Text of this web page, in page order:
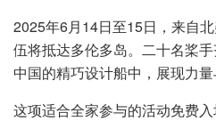
2025年6月14日至15日，来自
伍将抵达多伦多岛。二十名桨
中国的精巧设计船中，展现力量
这项适合全家参与的活动免费